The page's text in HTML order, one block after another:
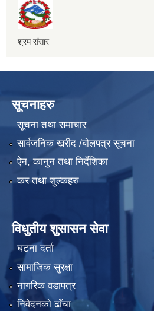
श्रम संसार
सूचनाहरु
सूचना तथा समाचार
सार्वजनिक खरीद /बोलपत्र सूचना
ऐन, कानुन तथा निर्देशिका
कर तथा शुल्कहरु
विधुतीय शुसासन सेवा
घटना दर्ता
सामाजिक सुरक्षा
नागरिक वडापत्र
निवेदनको ढाँचा